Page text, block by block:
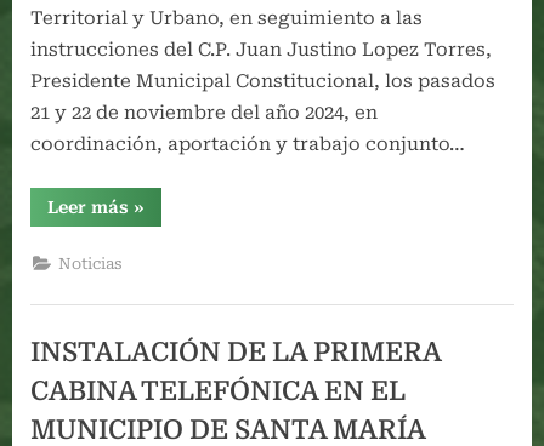
Territorial y Urbano, en seguimiento a las
instrucciones del C.P. Juan Justino Lopez Torres,
Presidente Municipal Constitucional, los pasados
21 y 22 de noviembre del año 2024, en
coordinación, aportación y trabajo conjunto…
Leer más “MANTENIMIENTO
Y
»
Noticias
INSTALACIÓN DE LA PRIMERA
CABINA TELEFÓNICA EN EL
MUNICIPIO DE SANTA MARÍA